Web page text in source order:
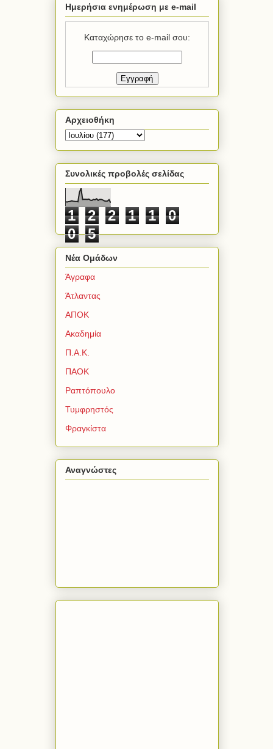
Ημερήσια ενημέρωση με e-mail
Καταχώρησε το e-mail σου:
Αρχειοθήκη
Συνολικές προβολές σελίδας
1 2 2 1 1
0
0
5
Νέα Ομάδων
Άγραφα
Άτλαντας
ΑΠΟΚ
Ακαδημία
Π.Α.Κ.
ΠΑΟΚ
Ραπτόπουλο
Τυμφρηστός
Φραγκίστα
Αναγνώστες